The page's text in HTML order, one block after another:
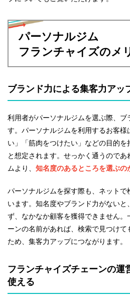
パーソナルジム
フランチャイズのメ
ブランド力による集客力アッ
利用者がパーソナルジムを選ぶ際、ブ
す。パーソナルジムを利用するお客
い」「筋肉をつけたい」などの目的を
と想定されます。せっかく通うので
ムより、 知名度のあるところを選ぶの
パーソナルジムを探す際も、ネット
います。知名度やブランド力がない
ず、なかなか顧客を獲得できません
ーンの名前があれば、検索で見つけ
ため、集客力アップにつながります。
フランチャイズチェーンの運
使える